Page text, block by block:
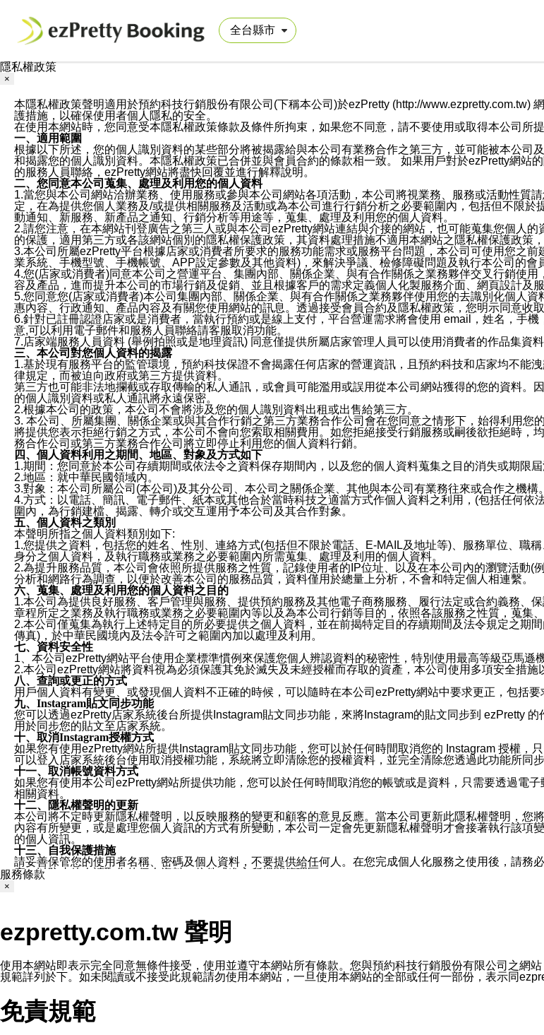
隱私權政策
×
本隱私權政策聲明適用於預約科技行銷股份有限公司(下稱本公司)於ezPretty (http://www.ezpretty.com.tw)
護措施，以確保使用者個人隱私的安全。
在使用本網站時，您同意受本隱私權政策條款及條件所拘束，如果您不同意，請不要使用或取得本公司所提
一、適用範圍
根據以下所述，您的個人識別資料的某些部分將被揭露給與本公司有業務合作之第三方，並可能被本公司
和揭露您的個人識別資料。本隱私權政策已合併並與會員合約的條款相一致。 如果用戶對於ezPretty網站
的服務人員聯絡，ezPretty網站將盡快回覆並進行解釋說明。
二、您同意本公司蒐集、處理及利用您的個人資料
1.當您與本公司網站洽辦業務、使用服務或參與本公司網站各項活動，本公司將視業務、服務或活動性質
定，在為提供您個人業務及/或提供相關服務及活動或為本公司進行行銷分析之必要範圍內，包括但不限
動通知、新服務、新產品之通知、行銷分析等用途等，蒐集、處理及利用您的個人資料。
2.請您注意，在本網站刊登廣告之第三人或與本公司ezPretty網站連結與介接的網站，也可能蒐集您個人
的保護，適用第三方或各該網站個別的隱私權保護政策，其資料處理措施不適用本網站之隱私權保護政策
3.本公司所屬ezPretty平台根據店家或消費者所要求的服務功能需求或服務平台問題，本公司可使用您之
業系統、手機型號、手機帳號、APP設定參數及其他資料)，來解決爭議、檢修障礙問題及執行本公司的會
4.您(店家或消費者)同意本公司之營運平台、集團內部、關係企業、與有合作關係之業務夥伴交叉行銷使
容及產品，進而提升本公司的市場行銷及促銷、並且根據客戶的需求定義個人化製服務介面、網頁設計及
5.您同意您(店家或消費者)本公司集團內部、關係企業、與有合作關係之業務夥伴使用您的去識別化個人
惠內容、行政通知、產品內容及有關您使用網站的訊息。透過接受會員合約及隱私權政策，您明示同意收
6.針對已註冊認證店家或是消費者，當執行預約或是線上支付，平台營運需求將會使用 email，姓名，手
意,可以利用電子郵件和服務人員聯絡請客服取消功能。
7.店家端服務人員資料 (舉例拍照或是地理資訊) 同意僅提供所屬店家管理人員可以使用消費者的作品集資
三、本公司對您個人資料的揭露
1.基於現有服務平台的監管環境，預約科技保證不會揭露任何店家的營運資訊，且預約科技和店家均不能
律規定，而被迫向政府或第三方提供資料。
第三方也可能非法地攔截或存取傳輸的私人通訊，或會員可能濫用或誤用從本公司網站獲得的您的資料
的個人識別資料或私人通訊將永遠保密。
2.根據本公司的政策，本公司不會將涉及您的個人識別資料出租或出售給第三方。
3. 本公司、所屬集團、關係企業或與其合作行銷之第三方業務合作公司會在您同意之情形下，始得利用您
將提供您表示拒絕行銷之方式，本公司不會向您索取相關費用。如您拒絕接受行銷服務或嗣後欲拒絕時
務合作公司或第三方業務合作公司將立即停止利用您的個人資料行銷。
四、個人資料利用之期間、地區、對象及方式如下
1.期間：您同意於本公司存續期間或依法令之資料保存期間內，以及您的個人資料蒐集之目的消失或期限
2.地區：就中華民國領域內。
3.對象：本公司所屬公司(本公司)及其分公司、本公司之關係企業、其他與本公司有業務往來或合作之機構。
4.方式：以電話、簡訊、電子郵件、紙本或其他合於當時科技之適當方式作個人資料之利用，(包括任何
圍內，為行銷建檔、揭露、轉介或交互運用予本公司及其合作對象。
五、個人資料之類別
本聲明所指之個人資料類別如下:
1.您提供之資料，包括您的姓名、性別、連絡方式(包括但不限於電話、E-MAIL及地址等)、服務單位、職
身分之個人資料，及執行職務或業務之必要範圍內所需蒐集、處理及利用的個人資料。
2.為提升服務品質，本公司會依照所提供服務之性質，記錄使用者的IP位址、以及在本公司內的瀏覽活動
分析和網路行為調查，以便於改善本公司的服務品質，資料僅用於總量上分析，不會和特定個人相連繫。
六、蒐集、處理及利用您的個人資料之目的
1.本公司為提供良好服務、客戶管理與服務、提供預約服務及其他電子商務服務、履行法定或合約義務、
章程所定之業務及執行職務或業務之必要範圍內等以及為本公司行銷等目的，依照各該服務之性質，蒐集
2.本公司僅蒐集為執行上述特定目的所必要提供之個人資料，並在前揭特定目的存續期間及法令規定之期
傳真)，於中華民國境內及法令許可之範圍內加以處理及利用。
七、資料安全性
1、本公司ezPretty網站平台使用企業標準慣例來保護您個人辨認資料的秘密性，特別使用最高等級亞馬遜
2.本公司ezPretty網站將資料視為必須保護其免於滅失及未經授權而存取的資產，本公司使用多項安全措施
八、查詢或更正的方式
用戶個人資料有變更、或發現個人資料不正確的時候，可以隨時在本公司ezPretty網站中要求更正，包括要
九、Instagram貼文同步功能
您可以透過ezPretty店家系統後台所提供Instagram貼文同步功能，來將Instagram的貼文同步到 ezPretty
用於同步您的貼文至店家系統。
十、取消Instagram授權方式
如果您有使用ezPretty網站所提供Instagram貼文同步功能，您可以於任何時間取消您的 Instagram 授權
可以登入店家系統後台使用取消授權功能，系統將立即清除您的授權資料，並完全清除您透過此功能所同步
十一、取消帳號資料方式
如果您有使用本公司ezPretty網站所提供功能，您可以於任何時間取消您的帳號或是資料，只需要透過電子
相關資料。
十二、隱私權聲明的更新
本公司將不定時更新隱私權聲明，以反映服務的變更和顧客的意見反應。當本公司更新此隱私權聲明，您
內容有所變更，或是處理您個人資訊的方式有所變動，本公司一定會先更新隱私權聲明才會接著執行該
的個人資訊。
十三、自我保護措施
請妥善保管您的使用者名稱、密碼及個人資料，不要提供給任何人。在您完成個人化服務之使用後，請
窗，以防止他人讀取您的個人資料、信件或進入所機關管理區。
本公司/本服務將以通知型訊息傳送重要訊息給您。即使未加入本公司/本服務好友，您仍可接收到通知型訊
本公司/本服務傳送之通知型訊息以對您有效且重要的訊息為限，以廣告或其他目的的訊息皆不會被傳送。
2.該 LINE 帳號已在 LINE APP 設定中，同意接收通知型訊息。
3.LINE 帳號未封鎖傳送訊息之 LINE 官方帳號。
欲變更通知型訊息的設定，操作如下：
1.點選「主頁」＞「設定」
2.點選「隱私設定」
3.點選「提供使用資料」
服務條款
×
ezpretty.com.tw 聲明
使用本網站即表示完全同意無條件接受，使用並遵守本網站所有條款。您與預約科技行銷股份有限公司之網
規範詳列於下。如未閱讀或不接受此規範請勿使用本網站，一旦使用本網站的全部或任何一部份，表示同
免責規範